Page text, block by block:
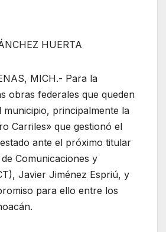
HUERTA
MICH.- Para la
obras federales que queden
municipio, principalmente la
Carriles» que gestionó el
ante el próximo titular
Comunicaciones y
Javier Jiménez Espriú, y
para ello entre los